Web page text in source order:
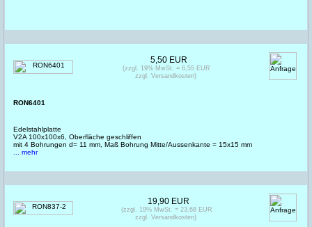
RON6401
Edelstahlplatte
V2A 100x100x6, Oberfläche geschliffen
mit 4 Bohrungen d= 11 mm, Maß Bohrung Mitte/Aussenkante = 15x15 mm
... mehr
5,50 EUR
(zzgl. 19% MwSt. = 6,55 EUR
zzgl. Versandkosten)
19,90 EUR
(zzgl. 19% MwSt. = 23,68 EUR
zzgl. Versandkosten)